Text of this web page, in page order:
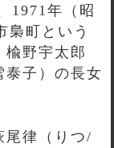
1971年（昭
梟町という
楡野宇太郎
泰子）の長女
尾律（りつ/